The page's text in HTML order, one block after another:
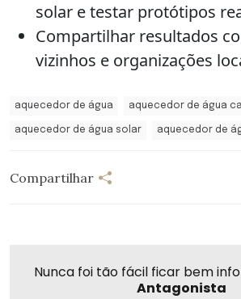
solar e testar protótipos
Compartilhar resultados
vizinhos e organizações
aquecedor de água aquecedor de água
aquecedor de água solar aquecedor de
Compartilhar
Nunca foi tão fácil ficar bem
Antagonista